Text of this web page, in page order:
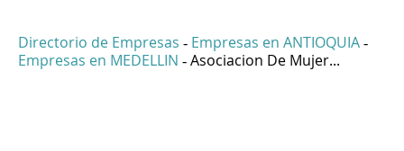
Directorio de Empresas - Empresas en ANTIOQUIA -
Empresas en MEDELLIN - Asociacion De Mujer...